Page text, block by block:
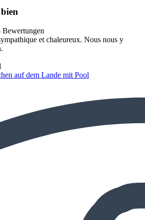
Bewertungen
et chaleureux. Nous nous y
auf dem Lande mit Pool